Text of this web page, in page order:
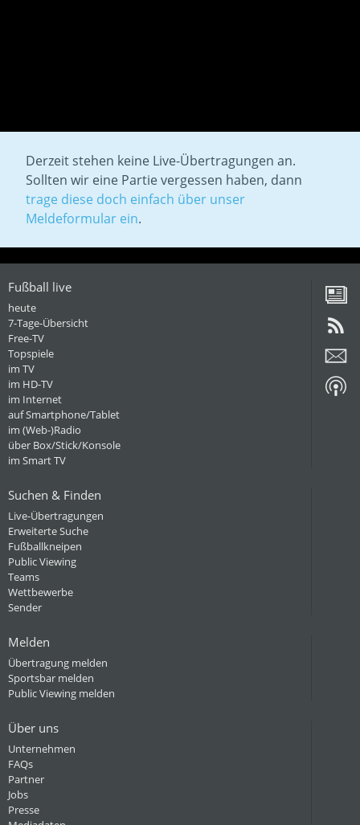
Derzeit stehen keine Live-Übertragungen an.
Sollten wir eine Partie vergessen haben, dann
trage diese doch einfach über unser
Meldeformular ein.
Fußball live
heute
7-Tage-Übersicht
Free-TV
Topspiele
im TV
im HD-TV
im Internet
auf Smartphone/Tablet
im (Web-)Radio
über Box/Stick/Konsole
im Smart TV
Suchen & Finden
Live-Übertragungen
Erweiterte Suche
Fußballkneipen
Public Viewing
Teams
Wettbewerbe
Sender
Melden
Übertragung melden
Sportsbar melden
Public Viewing melden
Über uns
Unternehmen
FAQs
Partner
Jobs
Presse